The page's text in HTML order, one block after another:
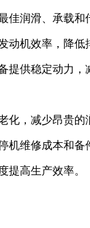
佳润滑、承载和
动机效率，降低
提供稳定动力，
化，减少昂贵的
机维修成本和备
提高生产效率。